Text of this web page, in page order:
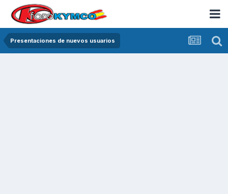
Presentaciones de nuevos usuarios